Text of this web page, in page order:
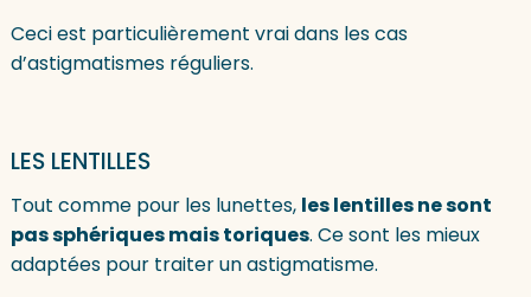
Ceci est particulièrement vrai dans les cas
d’astigmatismes réguliers.
LES LENTILLES
Tout comme pour les lunettes, les lentilles ne sont
pas sphériques mais toriques. Ce sont les mieux
adaptées pour traiter un astigmatisme.